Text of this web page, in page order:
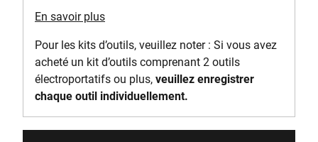
Sound Power [dB(A)]
83
En savoir plus
Pour les kits d’outils, veuillez noter : Si vous avez
acheté un kit d’outils comprenant 2 outils
électroportatifs ou plus, veuillez enregistrer
chaque outil individuellement.